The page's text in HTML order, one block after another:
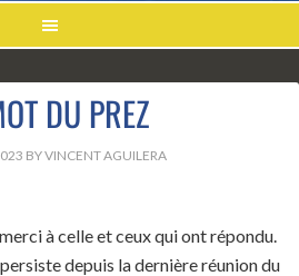
DU PREZ
BYVINCENT AGUILERA
à celle et ceux qui ont répondu.
depuis la dernière réunion du